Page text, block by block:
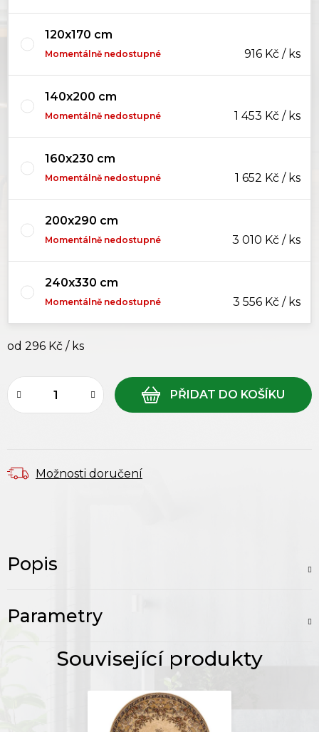
120x170 cm
Momentálně nedostupné 916 Kč / ks
140x200 cm
Momentálně nedostupné 1 453 Kč / ks
160x230 cm
Momentálně nedostupné 1 652 Kč / ks
200x290 cm
Momentálně nedostupné 3 010 Kč / ks
240x330 cm
Momentálně nedostupné 3 556 Kč / ks
od 296 Kč / ks
Možnosti doručení
Popis
Parametry